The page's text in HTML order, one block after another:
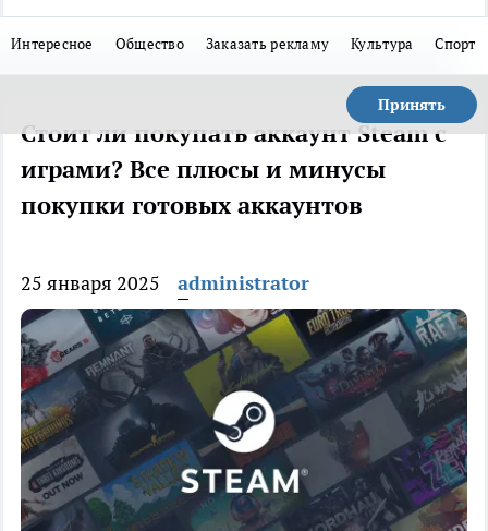
Интересное Общество Заказать рекламу Культура Спорт
Принять
Стоит ли покупать аккаунт Steam с
играми? Все плюсы и минусы
покупки готовых аккаунтов
25 января 2025 administrator